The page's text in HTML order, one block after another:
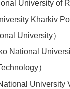
University of
Kharkiv
University）
National
）
University